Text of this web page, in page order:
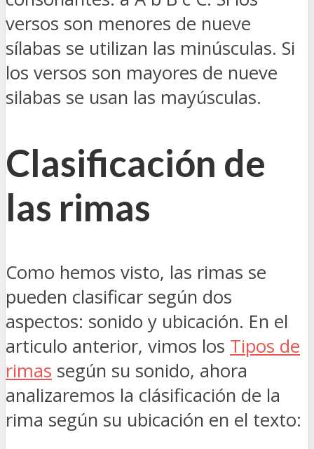
versos son menores de nueve
sílabas se utilizan las minúsculas. Si
los versos son mayores de nueve
silabas se usan las mayúsculas.
Clasificación de
las rimas
Como hemos visto, las rimas se
pueden clasificar según dos
aspectos: sonido y ubicación. En el
articulo anterior, vimos los Tipos de
rimas según su sonido, ahora
analizaremos la clásificación de la
rima según su ubicación en el texto: